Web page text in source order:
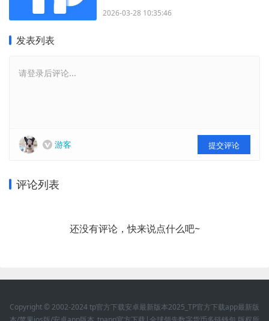
2026-03-28 10:35:46
发表列表
请登录后评论...
游客 提交评论
评论列表
还没有评论，快来说点什么吧~
Copyright © 2002-2024 tp官方下载安卓最新版本2025_TP官方下载app最新版